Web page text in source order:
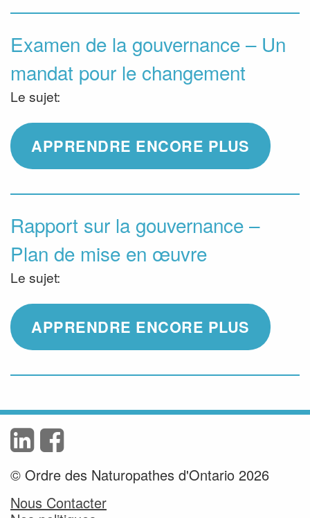
Examen de la gouvernance – Un
mandat pour le changement
Le sujet:
APPRENDRE ENCORE PLUS
Rapport sur la gouvernance –
Plan de mise en œuvre
Le sujet:
APPRENDRE ENCORE PLUS
© Ordre des Naturopathes d'Ontario 2026
Nous Contacter